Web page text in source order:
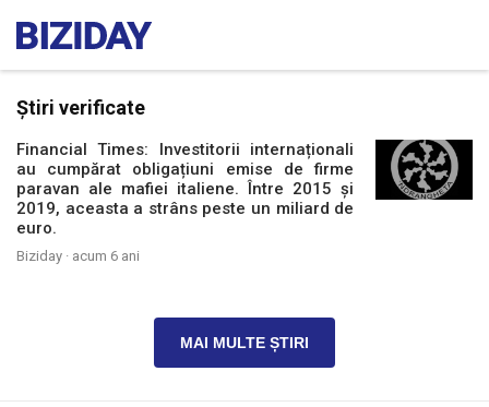
Știri verificate
Financial Times: Investitorii internaționali
au cumpărat obligațiuni emise de firme
paravan ale mafiei italiene. Între 2015 și
2019, aceasta a strâns peste un miliard de
euro.
Biziday · acum 6 ani
MAI MULTE ȘTIRI